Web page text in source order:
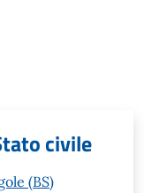
civile
(BS)